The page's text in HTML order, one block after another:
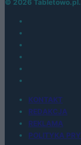
© 2026
KONTAKT
REDAKCJA
REKLAMA
POLITYKA